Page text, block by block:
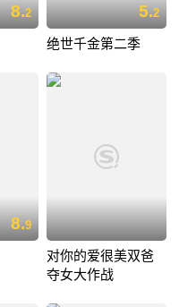
8.2 5.2
绝世千金第二季
8.9
对你的爱很美双爸
夺女大作战